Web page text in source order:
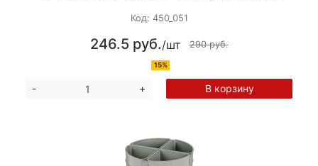
Код: 450_051
246.5 руб./шт 290 руб.
15%
- + В корзину